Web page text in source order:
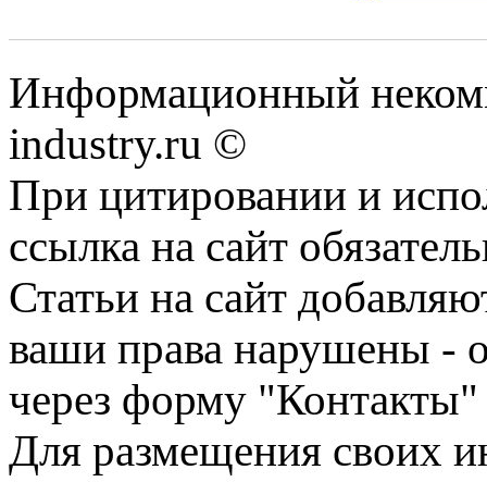
Информационный
industry.ru ©
При цитировании и
ссылка на сайт
Статьи на сайт
ваши права нарушены -
через форму "Контакты"
Для размещения своих